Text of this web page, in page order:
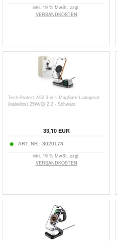
inkl. 19 % MwSt. zzgl.
VERSANDKOSTEN
Tech-Protect A52 3-in-1-MagSafe-Ladegerät
(kabellos) 25W/Qi 2.2 - Schwarz
33,10EUR
ART. NR.: 3020178
inkl. 19 % MwSt. zzgl.
VERSANDKOSTEN